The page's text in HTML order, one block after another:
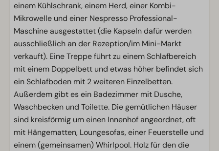
einem Kühlschrank, einem Herd, einer Kombi-
Mikrowelle und einer Nespresso Professional-
Maschine ausgestattet (die Kapseln dafür werden
ausschließlich an der Rezeption/im Mini-Markt
verkauft). Eine Treppe führt zu einem Schlafbereich
mit einem Doppelbett und etwas höher befindet sich
ein Schlafboden mit 2 weiteren Einzelbetten.
Außerdem gibt es ein Badezimmer mit Dusche,
Waschbecken und Toilette. Die gemütlichen Häuser
sind kreisförmig um einen Innenhof angeordnet, oft
mit Hängematten, Loungesofas, einer Feuerstelle und
einem (gemeinsamen) Whirlpool. Holz für den die